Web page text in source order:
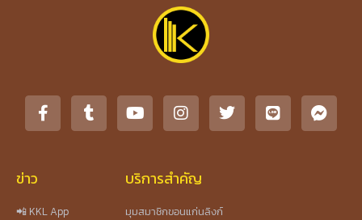
ข่าว
📲 KKL App
บริการสำคัญ
มุมสมาชิกขอนแก่นลิงก์